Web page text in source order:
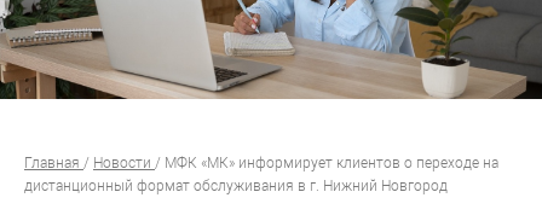
Главная / Новости / МФК «МК» информирует клиентов о переходе на
дистанционный формат обслуживания в г. Нижний Новгород